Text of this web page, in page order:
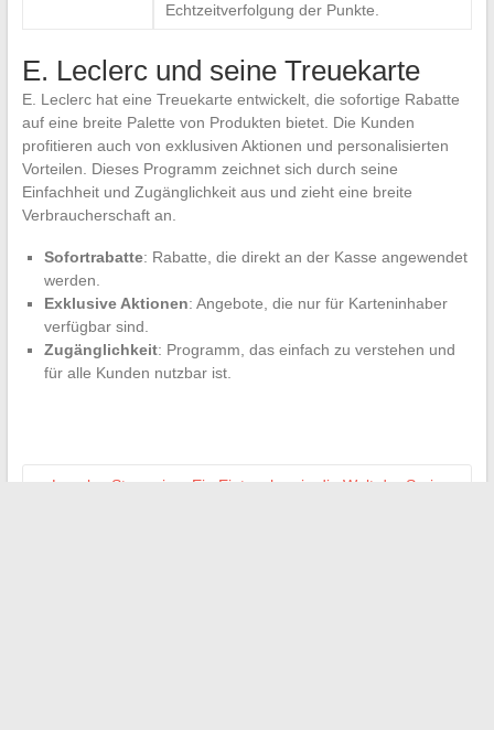
Echtzeitverfolgung der Punkte.
E. Leclerc und seine Treuekarte
E. Leclerc hat eine Treuekarte entwickelt, die sofortige Rabatte
auf eine breite Palette von Produkten bietet. Die Kunden
profitieren auch von exklusiven Aktionen und personalisierten
Vorteilen. Dieses Programm zeichnet sich durch seine
Einfachheit und Zugänglichkeit aus und zieht eine breite
Verbraucherschaft an.
Sofortrabatte: Rabatte, die direkt an der Kasse angewendet
werden.
Exklusive Aktionen: Angebote, die nur für Karteninhaber
verfügbar sind.
Zugänglichkeit: Programm, das einfach zu verstehen und
für alle Kunden nutzbar ist.
Legales Streaming: Ein Eintauchen in die Welt der Serien